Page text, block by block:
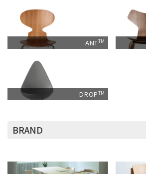
ANTTM
DROPTM
BRAND